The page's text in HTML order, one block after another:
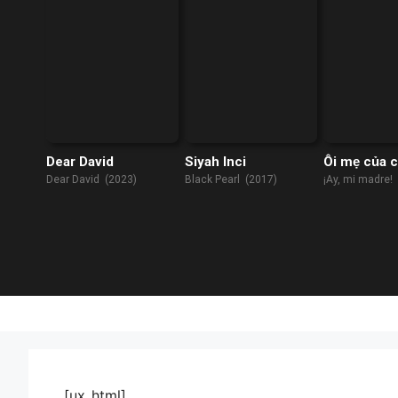
Dear David
Dear David (2023)
Siyah Inci
Black Pearl (2017)
Ôi mẹ của
¡Ay, mi madre!